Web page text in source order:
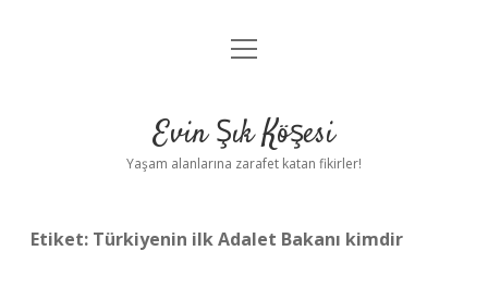
Anasayfa
Yasal Uyarı
menüyü
Evin Şık Köşesi
Yaşam alanlarına zarafet katan fikirler!
Etiket: Türkiyenin ilk Adalet Bakanı kimdir